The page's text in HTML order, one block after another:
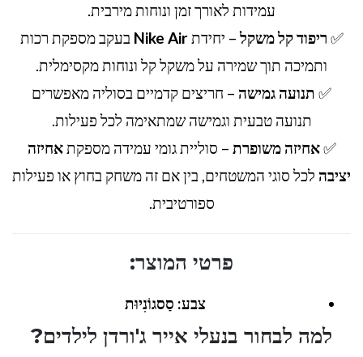
עמידות לאורך זמן ונוחות מירבית.
✅ ריפוד קל משקל– יחידתNike Air בעקב מספקת רכות
ותמיכה תוך שמירה על משקל קל ונוחות מקסימלית.
✅ תנועה גמישה – חריצים קדמיים בסוליה מאפשרים
תנועה טבעית וגמישה שמתאימה לכל פעילות.
✅אחיזה משופרת – סוליית גומי עמידה מספקתאחיזה
יציבה לכל סוגי המשטחים, בין אם זה משחק בחוץ או פעילות
ספורטיבית.
פרטי המוצר:
צבע: סַסגוֹנִיוּת
למה לבחור בנעלי אייר ג'ורדן לילדים?